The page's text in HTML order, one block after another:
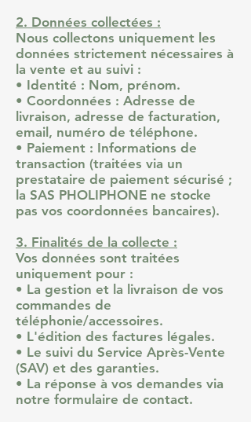
2. Données collectées :
Nous collectons uniquement les
données strictement nécessaires à
la vente et au suivi :
• Identité : Nom, prénom.
• Coordonnées : Adresse de
livraison, adresse de facturation,
email, numéro de téléphone.
• Paiement : Informations de
transaction (traitées via un
prestataire de paiement sécurisé ;
la SAS PHOLIPHONE ne stocke
pas vos coordonnées bancaires).
3. Finalités de la collecte :
Vos données sont traitées
uniquement pour :
• La gestion et la livraison de vos
commandes de
téléphonie/accessoires.
• L'édition des factures légales.
• Le suivi du Service Après-Vente
(SAV) et des garanties.
• La réponse à vos demandes via
notre formulaire de contact.